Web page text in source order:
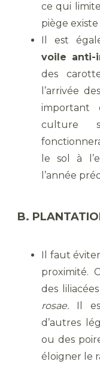
ce qui
piège
Il est
voile anti-
des
l’arrivée
important
culture
le sol à
l’année
B.
Il faut
proximité.
des
rosae.
Il
d’autres
ou des
éloigner le